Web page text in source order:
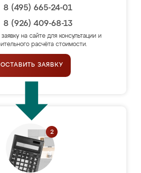
8 (495) 665-24-01
8 (926) 409-68-13
на сайте для консультации и
расчёта стоимости.
ОСТАВИТЬ ЗАЯВКУ